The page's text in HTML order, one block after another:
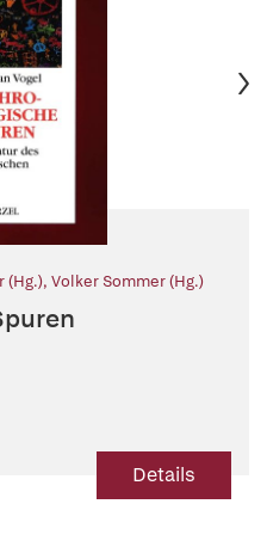
(Hg.), Volker Sommer (Hg.)
Details